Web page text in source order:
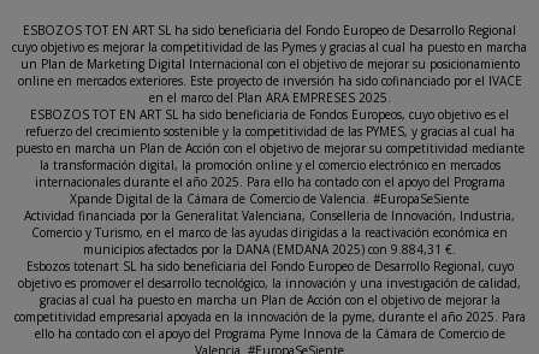
ESBOZOS TOT EN ART SL ha sido beneficiaria del Fondo Europeo de Desarrollo Regional
cuyo objetivo es mejorar la competitividad de las Pymes y gracias al cual ha puesto en marcha
un Plan de Marketing Digital Internacional con el objetivo de mejorar su posicionamiento
online en mercados exteriores. Este proyecto de inversión ha sido cofinanciado por el IVACE
en el marco del Plan ARA EMPRESES 2025.
ESBOZOS TOT EN ART SL ha sido beneficiaria de Fondos Europeos, cuyo objetivo es el
refuerzo del crecimiento sostenible y la competitividad de las PYMES, y gracias al cual ha
puesto en marcha un Plan de Acción con el objetivo de mejorar su competitividad mediante
la transformación digital, la promoción online y el comercio electrónico en mercados
internacionales durante el año 2025. Para ello ha contado con el apoyo del Programa
Xpande Digital de la Cámara de Comercio de Valencia. #EuropaSeSiente
Actividad financiada por la Generalitat Valenciana, Conselleria de Innovación, Industria,
Comercio y Turismo, en el marco de las ayudas dirigidas a la reactivación económica en
municipios afectados por la DANA (EMDANA 2025) con 9.884,31 €.
Esbozos totenart SL ha sido beneficiaria del Fondo Europeo de Desarrollo Regional, cuyo
objetivo es promover el desarrollo tecnológico, la innovación y una investigación de calidad,
gracias al cual ha puesto en marcha un Plan de Acción con el objetivo de mejorar la
competitividad empresarial apoyada en la innovación de la pyme, durante el año 2025. Para
ello ha contado con el apoyo del Programa Pyme Innova de la Cámara de Comercio de
Valencia. #EuropaSeSiente